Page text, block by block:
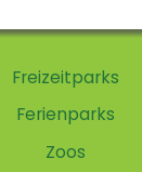
Freizeitparks
Ferienparks
Zoos